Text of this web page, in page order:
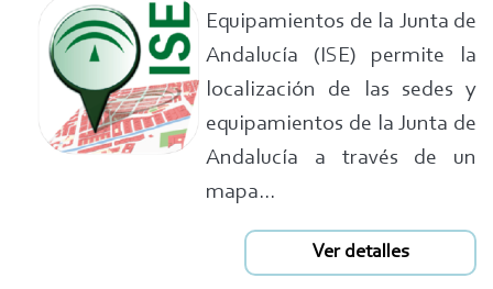
Equipamientos de la Junta de
Andalucía (ISE) permite la
localización de las sedes y
equipamientos de la Junta de
Andalucía a través de un
mapa...
Ver detalles